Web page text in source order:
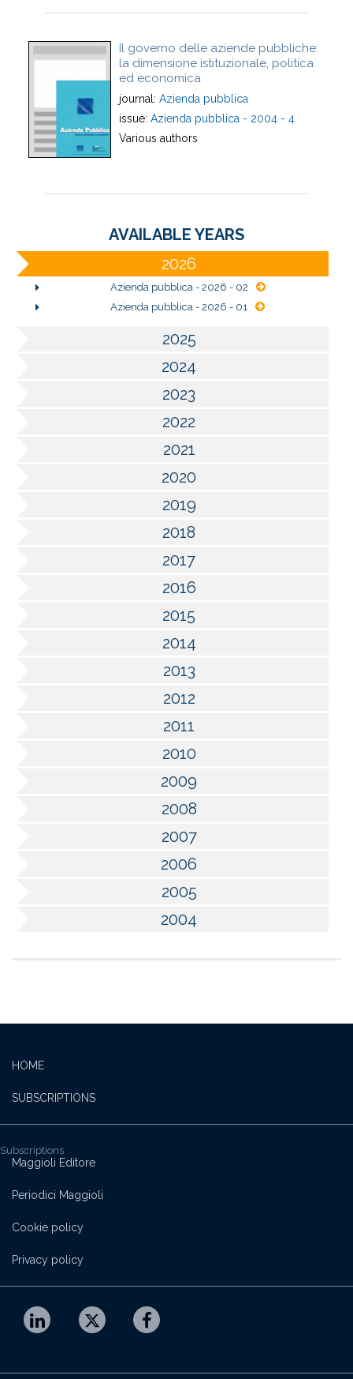
Il governo delle aziende pubbliche:
la dimensione istituzionale, politica
ed economica
journal: Azienda pubblica
issue: Azienda pubblica - 2004 - 4
Various authors
AVAILABLE YEARS
2026
Azienda pubblica - 2026 - 02
Azienda pubblica - 2026 - 01
2025
2024
2023
2022
2021
2020
2019
2018
2017
2016
2015
2014
2013
2012
2011
2010
2009
2008
2007
2006
2005
2004
HOME
SUBSCRIPTIONS
Subscriptions
Maggioli Editore
Periodici Maggioli
Cookie policy
Privacy policy